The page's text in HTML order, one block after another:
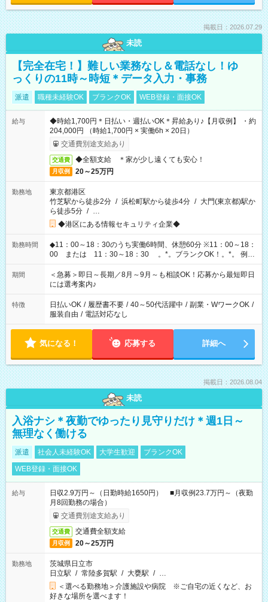
掲載日：2026.07.29
未読
【完全在宅！】難しい業務なし＆電話なし！ゆ
っくりの11時～時短＊データ入力・事務
派遣 職種未経験OK ブランクOK WEB登録・面接OK
給与
◆時給1,700円＊日払い・週払いOK＊昇給あり♪【月収例】 ・約
204,000円 （時給1,700円 × 実働6h × 20日）
交通費別途支給あり
交通費 ◆全額支給 ＊家が少し遠くても安心！
月収例 20～25万円
勤務地
東京都港区
竹芝駅から徒歩2分 / 浜松町駅から徒歩4分 / 大門(東京都)駅か
ら徒歩5分 / …
◆港区にある情報セキュリティ企業◆
勤務時間
◆11：00～18：30のうち実働6時間、休憩60分 ※11：00～18：
00 または 11：30～18：30 。*。ブランクOK！。*。 例え
ば前職が、 在宅/財団法人/事務/コールセンター/受付/販売/カフェ
スタッフ スイーツ販売/ホテルフロント/化粧品販売/など 様々な
業界から入社して活躍されています♪
期間
＜急募＞即日～長期／8月～9月～も相談OK！応募から最短即日
には選考案内♪
特徴 日払いOK / 履歴書不要 / 40～50代活躍中 / 副業・WワークOK /
服装自由 / 電話対応なし
気になる！ 応募する 詳細へ
掲載日：2026.08.04
未読
入浴ナシ＊夜勤でゆったり見守りだけ＊週1日～
無理なく働ける
派遣 社会人未経験OK 大学生歓迎
ブランクOK
WEB登録・面接OK
給与
日収2.9万円～（日勤時給1650円） ■月収例23.7万円～（夜勤
月8回勤務の場合）
交通費別途支給あり
交通費 交通費全額支給
月収例 20～25万円
勤務地
茨城県日立市
日立駅 / 常陸多賀駅 / 大甕駅 / …
＜選べる勤務地＞介護施設や病院 ※ご自宅の近くなど、お
好きな場所を選べます！